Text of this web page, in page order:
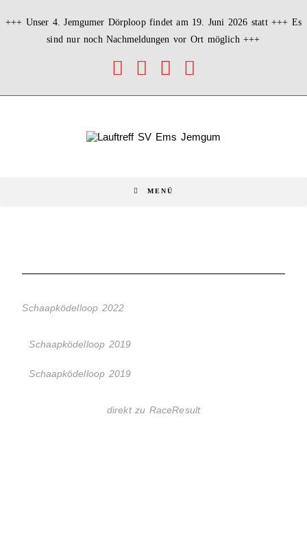
+++ Unser 4. Jemgumer Dörploop findet am 19. Juni 2026 statt +++ Es
sind nur noch Nachmeldungen vor Ort möglich +++
MENÜ
Schaapködelloop 2022
Schaapködelloop 2019
Schaapködelloop 2019
direkt zu RaceResult